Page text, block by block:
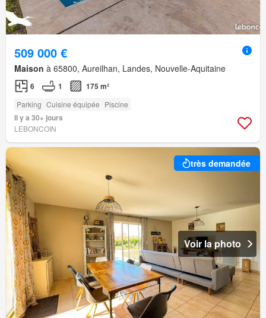
509 000 €
Maison à 65800, Aureilhan, Landes, Nouvelle-Aquitaine
6 1 175 m²
Parking Cuisine équipée Piscine
Il y a 30+ jours
LEBONCOIN
très demandée
Voir la photo